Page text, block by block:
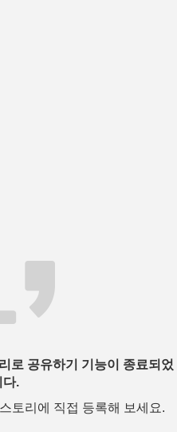
로 공유하기 기능이 종료되었
다.
토리에 직접 등록해 보세요.